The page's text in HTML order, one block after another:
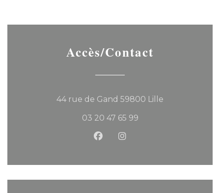
Accès/Contact
44 rue de Gand 59800 Lille
03 20 47 65 99
Facebook ((ouvre une
Instagram ((ouvre